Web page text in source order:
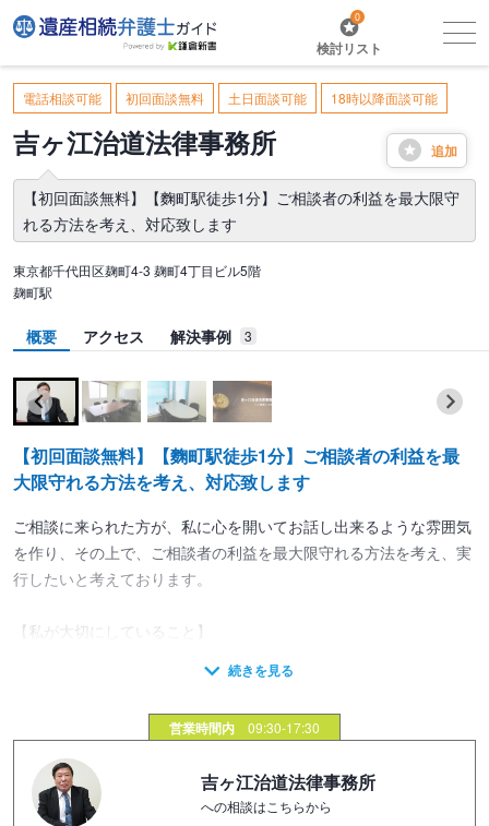
0
検討リスト
電話相談可能 初回面談無料 土日面談可能 18時以降面談可能
追加
吉ヶ江治道法律事務所
【初回面談無料】【麴町駅徒歩1分】ご相談者の利益を最大限守
れる方法を考え、対応致します
東京都千代田区麹町4-3 麹町4丁目ビル5階
麹町駅
概要 アクセス 解決事例 3
【初回面談無料】【麴町駅徒歩1分】ご相談者の利益を最
大限守れる方法を考え、対応致します
ご相談に来られた方が、私に心を開いてお話し出来るような雰囲気
を作り、その上で、ご相談者の利益を最大限守れる方法を考え、実
行したいと考えております。
【私が大切にしていること】
それは、ご相談の際、「皆さんが考えていることを自由に話せる場
を提供したい」ということです。
ご相談される人が、こんなことを言ったら笑われるんじゃないか、
身勝手すぎると思われるんじゃないかと考えて、「萎縮して話をし
にくい場にしたくない」ということです。
営業時間内 09:30-17:30
吉ヶ江治道法律事務所
への相談はこちらから